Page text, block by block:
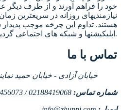
خود را فراهم آورند و از طرف دیگر
نیازمندیهای روزانه در سریعترین
هستند. تداوم این چرخه موجب
اپلیکیشنها و شبکه های اجتماعی گردید.
تماس با ما
خیابان آزادی - خیابان حمید
شماره تماس: 02188419068 / 02188456073